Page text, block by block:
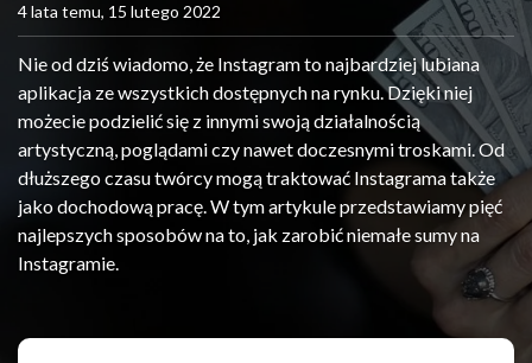
4 lata temu, 15 lutego 2022
Nie od dziś wiadomo, że Instagram to najbardziej lubiana
aplikacja ze wszystkich dostępnych na rynku. Dzięki niej
możecie podzielić się z innymi swoją działalnością
artystyczną, poglądami czy nawet doczesnymi troskami. Od
dłuższego czasu twórcy mogą traktować Instagrama także
jako dochodową pracę. W tym artykule przedstawiamy pięć
najlepszych sposobów na to, jak zarobić niemałe sumy na
Instagramie.